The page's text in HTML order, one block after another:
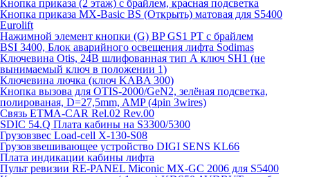
Кнопка приказа (2 этаж) с брайлем, красная подсветка
Кнопка приказа MX-Basic BS (Открыть) матовая для S5400
Eurolift
Нажимной элемент кнопки (G) BP GS1 PT с брайлем
BSI 3400, Блок аварийного освещения лифта Sodimas
Ключевина Otis, 24В шлифованная тип А ключ SH1 (не
вынимаемый ключ в положении 1)
Ключевина лючка (ключ KABA 300)
Кнопка вызова для OTIS-2000/GeN2, зелёная подсветка,
полированая, D=27,5mm, AMP (4pin 3wires)
Связь ETMA-CAR Rel.02 Rev.00
SDIC 54.Q Плата кабины на S3300/5300
Грузовзвес Load-cell X-130-S08
Грузовзвешивающее устройство DIGI SENS KL66
Плата индикации кабины лифта
Пульт ревизии RE-PANEL Miconic MX-GC 2006 для S5400